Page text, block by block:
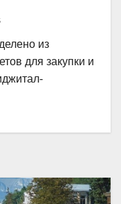
из
для закупки и